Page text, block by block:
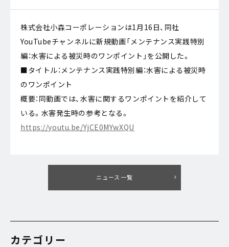
株式会社小森コーポレーションは1月16日、同社
YouTubeチャンネルに新規動画「メンテナンス実践特別
編：水害による被災時のワンポイント」を公開した。
■タイトル：メンテナンス実践特別編：水害による被災時
のワンポイント
概要：同動画では、水害に関するワンポイントを紹介して
いる。水害発生時の参考となる。
https://youtu.be/YjCE0MYwXQU
ニュース一覧
カテゴリー